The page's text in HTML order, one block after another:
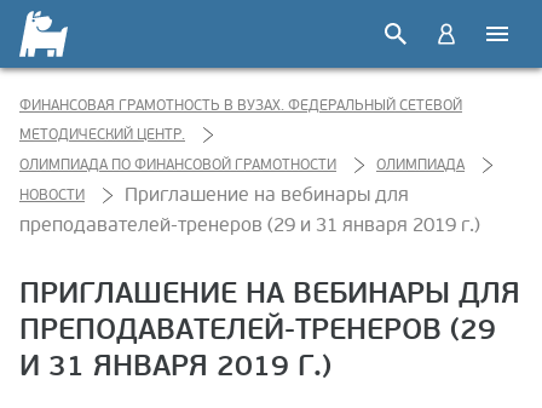
ФИНАНСОВАЯ ГРАМОТНОСТЬ В ВУЗАХ. ФЕДЕРАЛЬНЫЙ СЕТЕВОЙ
МЕТОДИЧЕСКИЙ ЦЕНТР.
ОЛИМПИАДА ПО ФИНАНСОВОЙ ГРАМОТНОСТИ
ОЛИМПИАДА
НОВОСТИ
Приглашение на вебинары для
преподавателей-тренеров (29 и 31 января 2019 г.)
ПРИГЛАШЕНИЕ НА ВЕБИНАРЫ ДЛЯ
ПРЕПОДАВАТЕЛЕЙ-ТРЕНЕРОВ (29
И 31 ЯНВАРЯ 2019 Г.)